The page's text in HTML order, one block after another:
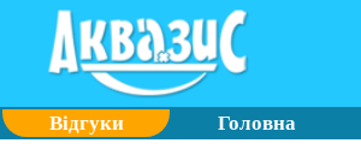
Відгуки Головна